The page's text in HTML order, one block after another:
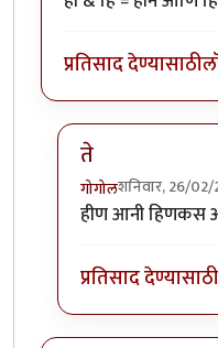
प्रतिसाद देण्यासाठी
ते
गोगोलशनिवार, 26/
In reply toअरे हो
हीण आनी हिणकस
प्रतिसाद देण्यासाठी